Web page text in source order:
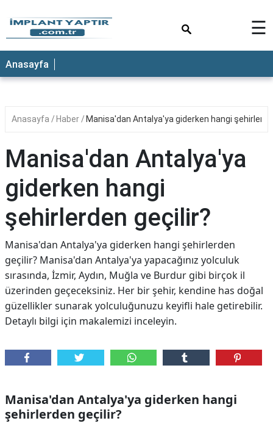
☰
Anasayfa
Anasayfa Haber Manisa'dan Antalya'ya giderken hangi
Manisa'dan Antalya'ya
giderken hangi
şehirlerden geçilir?
Manisa'dan Antalya'ya giderken hangi şehirlerden
geçilir? Manisa'dan Antalya'ya yapacağınız yolculuk
sırasında, İzmir, Aydın, Muğla ve Burdur gibi birçok il
üzerinden geçeceksiniz. Her bir şehir, kendine has doğal
güzellikler sunarak yolculuğunuzu keyifli hale getirebilir.
Detaylı bilgi için makalemizi inceleyin.
Manisa'dan Antalya'ya giderken hangi
şehirlerden geçilir?